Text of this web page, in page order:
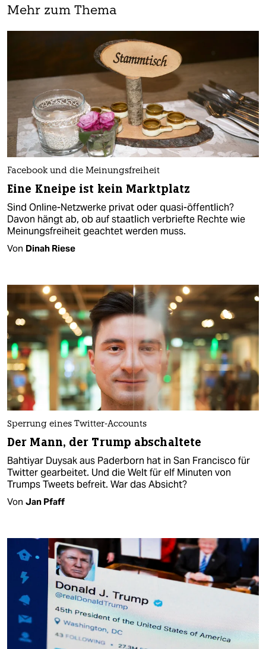
Mehr zum Thema
Facebook und die Meinungsfreiheit
Eine Kneipe ist kein Marktplatz
Sind Online-Netzwerke privat oder quasi-öffentlich?
Davon hängt ab, ob auf staatlich verbriefte Rechte wie
Meinungsfreiheit geachtet werden muss.
Von Dinah Riese
Sperrung eines Twitter-Accounts
Der Mann, der Trump abschaltete
Bahtiyar Duysak aus Paderborn hat in San Francisco für
Twitter gearbeitet. Und die Welt für elf Minuten von
Trumps Tweets befreit. War das Absicht?
Von Jan Pfaff